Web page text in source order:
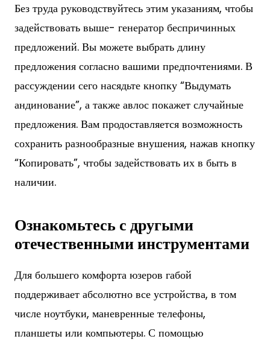
Без труда руководствуйтесь этим указаниям, чтобы
задействовать выше- генератор беспричинных
предложений. Вы можете выбрать длину
предложения согласно вашими предпочтениями. В
рассуждении сего насядьте кнопку “Выдумать
андинование”, а также авлос покажет случайные
предложения. Вам продоставляется возможность
сохранить разнообразные внушения, нажав кнопку
“Копировать”, чтобы задействовать их в быть в
наличии.
Ознакомьтесь с другыми
отечественными инструментами
Для большего комфорта юзеров габой
поддерживает абсолютно все устройства, в том
числе ноутбуки, маневренные телефоны,
планшеты или компьютеры. С помощью